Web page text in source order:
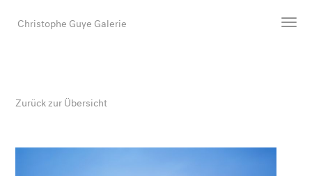
Christophe Guye Galerie
Zurück zur Übersicht